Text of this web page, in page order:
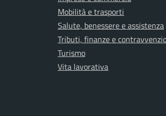
Mobilità e trasporti
Salute, benessere e assistenza
Tributi, finanze e
Turismo
Vita lavorativa